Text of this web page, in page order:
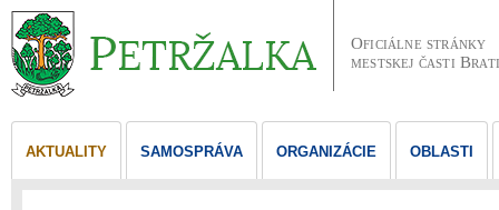
Oficiálne stránky
mestskej časti
AKTUALITY SAMOSPRÁVA ORGANIZÁCIE OBLASTI